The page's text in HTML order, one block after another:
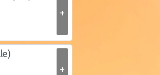
+
+